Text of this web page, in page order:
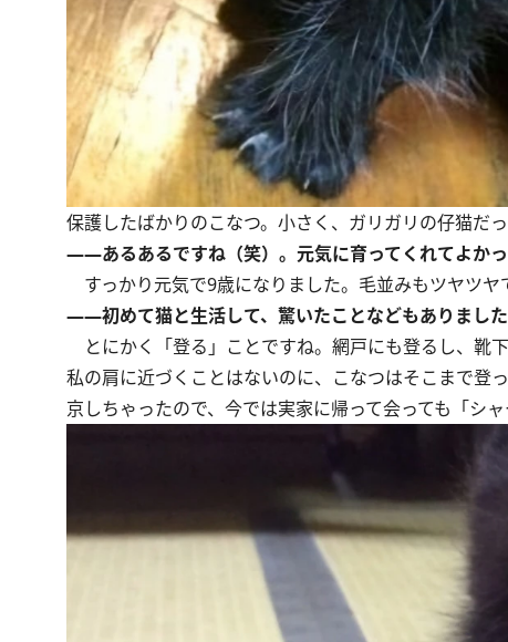
保護したばかりのこなつ。小さく、ガリガリの仔猫だっ
――あるあるですね（笑）。元気に育ってくれてよか
すっかり元気で9歳になりました。毛並みもツヤツヤ
――初めて猫と生活して、驚いたことなどもありました
とにかく「登る」ことですね。網戸にも登るし、靴
私の肩に近づくことはないのに、こなつはそこまで登
京しちゃったので、今では実家に帰って会っても「シ